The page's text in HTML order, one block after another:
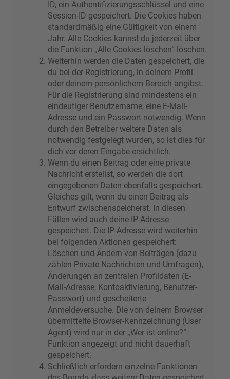
ID, ein Authentifizierungsschlüssel und eine
Session-ID gespeichert. Die Cookies haben
standardmäßig eine Gültigkeit von einem
Jahr. Alle Cookies kannst du jederzeit über
die Funktion „Alle Cookies löschen“ löschen.
Weiterhin werden die Daten gespeichert, die
du bei der Registrierung, in deinem Profil
oder deinem persönlichem Bereich angibst.
Für die Registrierung sind mindestens ein
eindeutiger Benutzername, eine E-Mail-
Adresse und ein Passwort notwendig. Wenn
durch den Betreiber weitere Daten als
notwendig festgelegt wurden, so ist dies für
dich vor deren Eingabe ersichtlich.
Wenn du einen Beitrag oder eine private
Nachricht erstellst, so werden die dort
eingegebenen Daten ebenfalls gespeichert.
Gleiches gilt, wenn du einen Beitrag als
Entwurf zwischenspeicherst. In diesen
Fällen wird auch deine IP-Adresse
gespeichert. Die IP-Adresse wird weiterhin
bei folgenden Aktionen gespeichert:
Löschen und Ändern von Beiträgen (dazu
zählen Private Nachrichten und Umfragen),
Änderungen an zentralen Profildaten (E-
Mail-Adresse, Kontoaktivierung, Benutzer-
Passwort) und gescheiterte
Anmeldeversuche. Die von deinem Browser
übermittelte Browser-Kennzeichnung (User
Agent) wird nur in der „Wer ist online?“-
Funktion angezeigt und nicht dauerhaft
gespeichert.
Schließlich erfordern einzelne Funktionen